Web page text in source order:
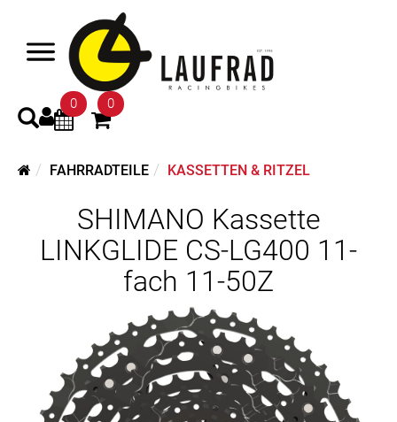
0 0
FAHRRADTEILE KASSETTEN & RITZEL
SHIMANO Kassette
LINKGLIDE CS-LG400 11-
fach 11-50Z